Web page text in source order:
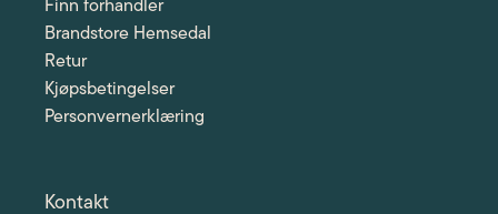
Finn forhandler
Brandstore Hemsedal
Retur
Kjøpsbetingelser
Personvernerklæring
Kontakt